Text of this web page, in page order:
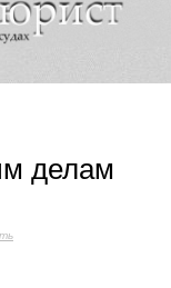
делам